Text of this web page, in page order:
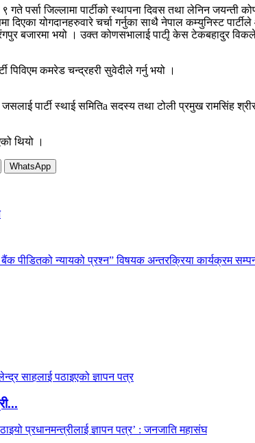
पर्सा जिल्लामा पार्टीको स्थापना दिवस तथा लेनिन जयन्ती
दिएका योगदानहरुवारे चर्चा गर्नुका साथै नेपाल कम्युनिस्ट
बजारमा भयो । उक्त कोणसभालाई पाटीृ केस टेकबहादुर
पिविएम कमरेड चन्द्रहरी सुवेदीले गर्नु भयो ।
पार्टी स्थाई समितिa सदस्य तथा टोली प्रमुख रामसिंह
थियो ।
WhatsApp
पीडितको न्यायको प्रश्न” विषयक अन्तरक्रिया कार्यक्रम